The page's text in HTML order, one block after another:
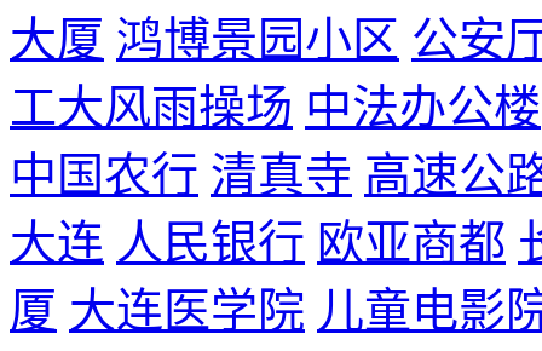
大厦 鸿博景园小区 公安
工大风雨操场 中法办公楼
中国农行 清真寺 高速公
大连 人民银行 欧亚商都
厦 大连医学院 儿童电影